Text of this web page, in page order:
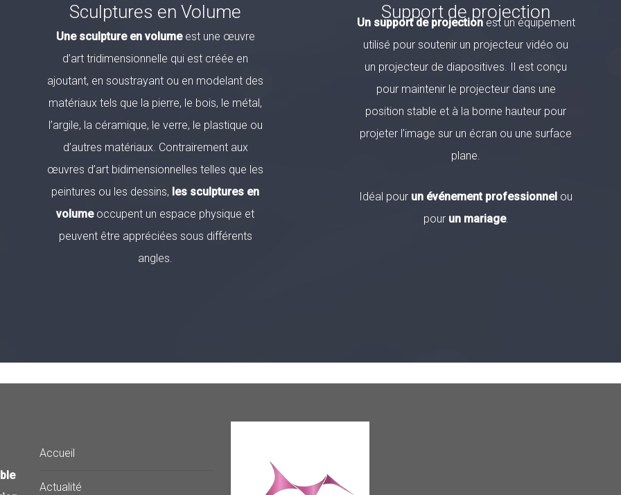
Sculptures en Volume
Une sculpture en volumeest une œuvre
d’art tridimensionnelle qui est créée en
ajoutant, en soustrayant ou en modelant des
matériaux tels que la pierre, le bois, le métal,
l’argile, la céramique, le verre, le plastique ou
d’autres matériaux. Contrairement aux
œuvres d’art bidimensionnelles telles que les
peintures ou les dessins, les sculptures en
volumeoccupent un espace physique et
peuvent être appréciées sous différents
angles.
Support de projection
Un support de projectionest un équipement
utilisé pour soutenir un projecteur vidéo ou
un projecteur de diapositives. Il est conçu
pour maintenir le projecteur dans une
position stable et à la bonne hauteur pour
projeter l’image sur un écran ou une surface
plane.
Idéal pour un événement professionnel ou
pour un mariage.
Accueil
Actualité